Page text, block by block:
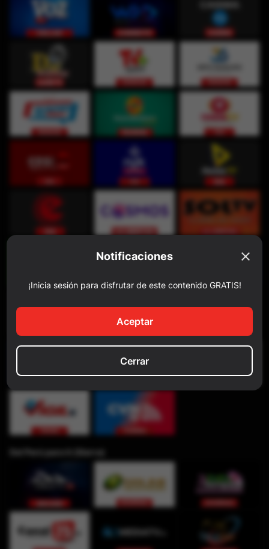
Notificaciones
¡Inicia sesión para disfrutar de este contenido GRATIS!
Aceptar
Cerrar